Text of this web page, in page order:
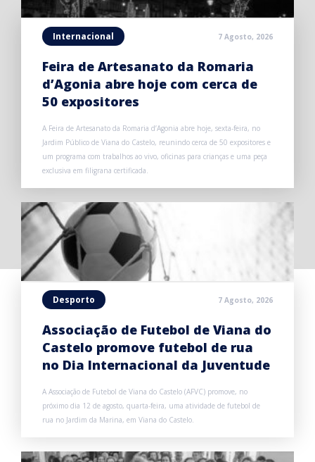
Internacional 7 Agosto, 2026
Feira de Artesanato da Romaria
d’Agonia abre hoje com cerca de
50 expositores
A Feira de Artesanato da Romaria d’Agonia abre hoje, sexta-feira, no
Jardim Público de Viana do Castelo, reunindo cerca de 50 expositores e
um programa com trabalhos ao vivo, oficinas para crianças e uma peça
exclusiva em filigrana certificada.
Desporto 7 Agosto, 2026
Associação de Futebol de Viana do
Castelo promove futebol de rua
no Dia Internacional da Juventude
A Associação de Futebol de Viana do Castelo (AFVC) promove, no
próximo dia 12 de agosto, quarta-feira, uma atividade de futebol de
rua no Jardim da Marina, em Viana do Castelo.